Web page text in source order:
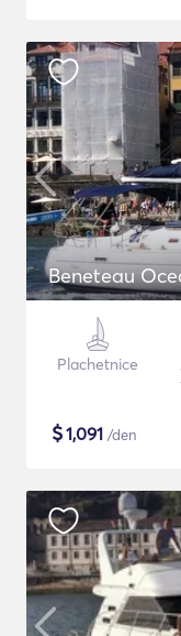
Beneteau
Plachetnice
$1,091 /den